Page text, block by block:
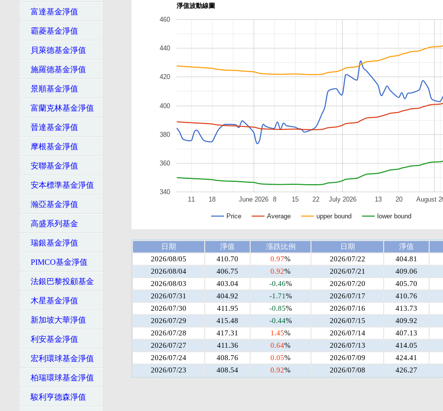
富達基金淨值
霸菱基金淨值
貝萊德基金淨值
施羅德基金淨值
景順基金淨值
富蘭克林基金淨值
晉達基金淨值
摩根基金淨值
安聯基金淨值
安本標準基金淨值
瀚亞基金淨值
高盛系列基金
瑞銀基金淨值
PIMCO基金淨值
法銀巴黎投顧基金
木星基金淨值
新加坡大華淨值
利安基金淨值
宏利環球基金淨值
柏瑞環球基金淨值
駿利亨德森淨值
淨值波動線圖
Price Average upper bound lower bound
June 2026 July 2026 August
11 18 8 15 22 13 20
340
360
380
400
420
440
460
日期 淨值 漲跌比例 日期
淨值
2026/08/05
410.70 0.97% 2026/07/22
404.81
2026/08/04
406.75 0.92% 2026/07/21
409.06
2026/08/03
403.04 -0.46% 2026/07/20
405.70
2026/07/31
404.92 -1.71% 2026/07/17
410.76
2026/07/30
411.95 -0.85% 2026/07/16
413.73
2026/07/29
415.48 -0.44% 2026/07/15
409.92
2026/07/28
417.31 1.45% 2026/07/14
407.13
2026/07/27
411.36 0.64% 2026/07/13
414.05
2026/07/24
408.76 0.05% 2026/07/09
424.41
2026/07/23
408.54 0.92% 2026/07/08 426.27